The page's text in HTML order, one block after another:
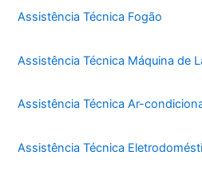
Assistência Técnica Fogão
Assistência Técnica Máquina de
Assistência Técnica Ar-
Assistência Técnica